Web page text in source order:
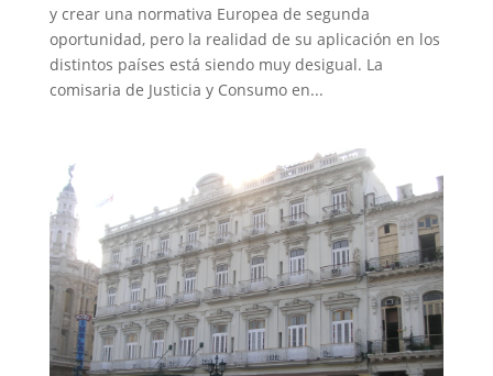
y crear una normativa Europea de segunda
oportunidad, pero la realidad de su aplicación en los
distintos países está siendo muy desigual. La
comisaria de Justicia y Consumo en...